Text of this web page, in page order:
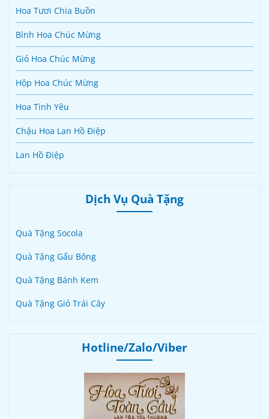
Hoa Tươi Chia Buồn
Bình Hoa Chúc Mừng
Giỏ Hoa Chúc Mừng
Hộp Hoa Chúc Mừng
Hoa Tình Yêu
Chậu Hoa Lan Hồ Điệp
Lan Hồ Điệp
Dịch Vụ Quà Tặng
Quà Tặng Socola
Quà Tặng Gấu Bông
Quà Tặng Bánh Kem
Quà Tặng Giỏ Trái Cây
Hotline/Zalo/Viber